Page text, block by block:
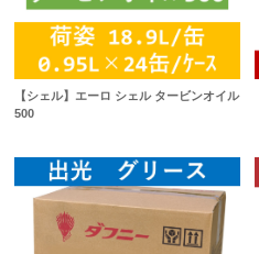
【シェル】エーロ シェル タービンオイル
500